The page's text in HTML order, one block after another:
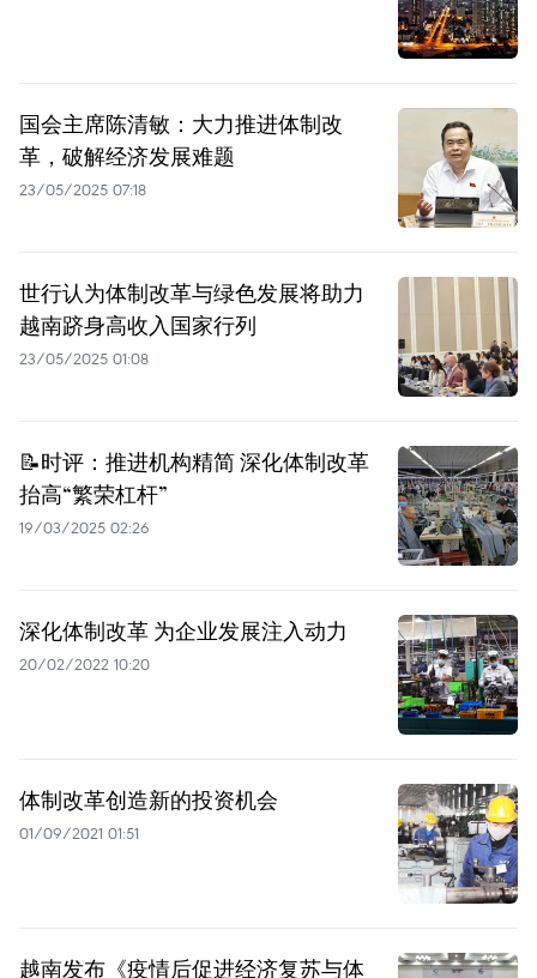
国会主席陈清敏：大力推进体制改
革，破解经济发展难题
23/05/2025 07:18
世行认为体制改革与绿色发展将助力
越南跻身高收入国家行列
23/05/2025 01:08
📝时评：推进机构精简 深化体制改革
抬高“繁荣杠杆”
19/03/2025 02:26
深化体制改革 为企业发展注入动力
20/02/2022 10:20
体制改革创造新的投资机会
01/09/2021 01:51
越南发布《疫情后促进经济复苏与体